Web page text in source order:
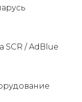
SCR / AdBlue